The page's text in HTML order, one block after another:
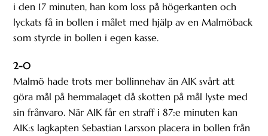
i den 17 minuten, han kom loss på högerkanten och
lyckats få in bollen i målet med hjälp av en Malmöback
som styrde in bollen i egen kasse.
2-0
Malmö hade trots mer bollinnehav än AIK svårt att
göra mål på hemmalaget då skotten på mål lyste med
sin frånvaro. När AIK får en straff i 87:e minuten kan
AIK:s lagkapten Sebastian Larsson placera in bollen från